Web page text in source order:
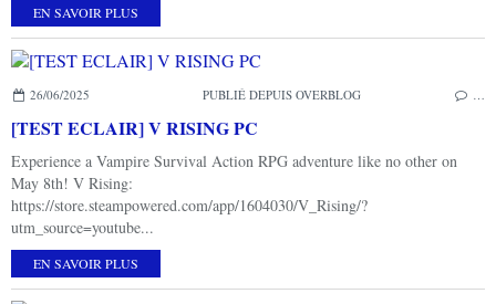
EN SAVOIR PLUS
26/06/2025 PUBLIÉ DEPUIS OVERBLOG
[TEST ECLAIR] V RISING PC
Experience a Vampire Survival Action RPG adventure like no other on
May 8th! V Rising:
https://store.steampowered.com/app/1604030/V_Rising/?
utm_source=youtube...
EN SAVOIR PLUS